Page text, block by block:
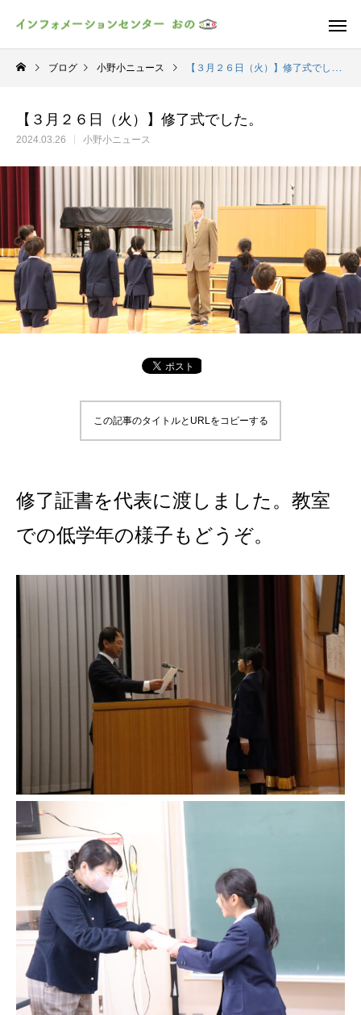
ブログ 小野小ニュース 【３月２６日（火）】修了式でした。
【３月２６日（火）】修了式でした。
2024.03.26 小野小ニュース
この記事のタイトルとURLをコピーする
修了証書を代表に渡しました。教室
での低学年の様子もどうぞ。